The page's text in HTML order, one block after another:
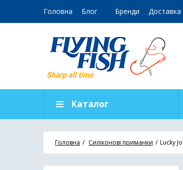
Головна Блог Бренди Доставка
Каталог
Головна Силіконові приманки Lucky